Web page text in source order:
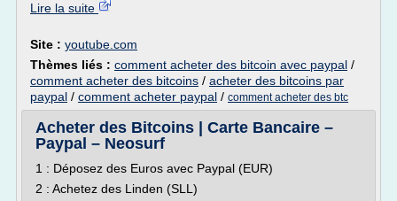
Lire la suite
Site : youtube.com
Thèmes liés : comment acheter des bitcoin avec paypal /
comment acheter des bitcoins / acheter des bitcoins par
paypal / comment acheter paypal / comment acheter des btc
Acheter des Bitcoins | Carte Bancaire –
Paypal – Neosurf
1 : Déposez des Euros avec Paypal (EUR)
2 : Achetez des Linden (SLL)